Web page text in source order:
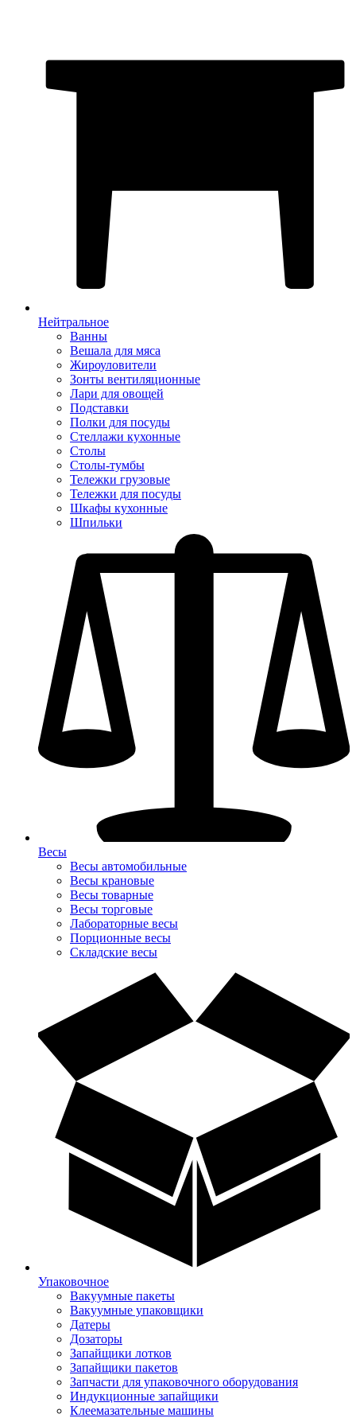
Нейтральное
Ванны
Вешала для мяса
Жироуловители
Зонты вентиляционные
Лари для овощей
Подставки
Полки для посуды
Стеллажи кухонные
Столы
Столы-тумбы
Тележки грузовые
Тележки для посуды
Шкафы кухонные
Шпильки
Весы
Весы автомобильные
Весы крановые
Весы товарные
Весы торговые
Лабораторные весы
Порционные весы
Складские весы
Упаковочное
Вакуумные пакеты
Вакуумные упаковщики
Датеры
Дозаторы
Запайщики лотков
Запайщики пакетов
Запчасти для упаковочного оборудования
Индукционные запайщики
Клеемазательные машины